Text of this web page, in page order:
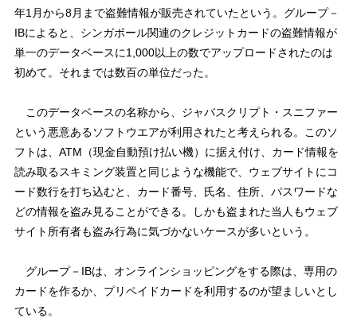
年1月から8月まで盗難情報が販売されていたという。グループ－
IBによると、シンガポール関連のクレジットカードの盗難情報が
単一のデータベースに1,000以上の数でアップロードされたのは
初めて。それまでは数百の単位だった。
このデータベースの名称から、ジャバスクリプト・スニファー
という悪意あるソフトウエアが利用されたと考えられる。このソ
フトは、ATM（現金自動預け払い機）に据え付け、カード情報を
読み取るスキミング装置と同じような機能で、ウェブサイトにコ
ード数行を打ち込むと、カード番号、氏名、住所、パスワードな
どの情報を盗み見ることができる。しかも盗まれた当人もウェブ
サイト所有者も盗み行為に気づかないケースが多いという。
グループ－IBは、オンラインショッピングをする際は、専用の
カードを作るか、プリペイドカードを利用するのが望ましいとし
ている。